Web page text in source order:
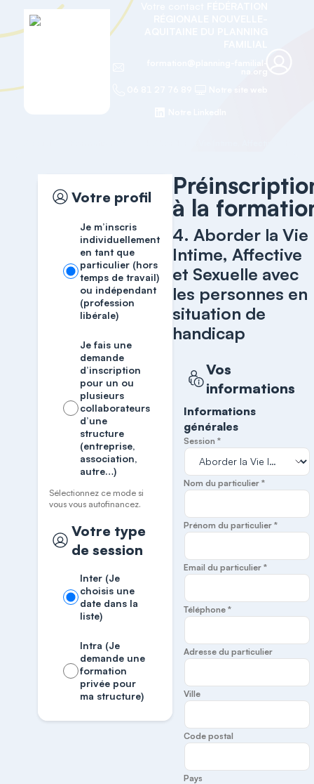
Votre profil
Je m’inscris
individuellement
en tant que
particulier (hors
temps de travail)
ou indépendant
(profession
libérale)
Je fais une
demande
d’inscription
pour un ou
plusieurs
collaborateurs
d’une
structure
(entreprise,
association,
autre…)
Sélectionnez ce mode si
vous vous autofinancez.
Votre type
de session
Inter (Je
choisis une
date dans la
liste)
Intra (Je
demande une
formation
privée pour
ma structure)
à la
4. Aborder la Vie
Intime, Affective
et Sexuelle avec
les personnes en
situation de
handicap
Vos
informations
Informations
générales
Session *
Nom du particulier *
Prénom du particulier *
Email du particulier *
Téléphone *
Adresse du particulier
Ville
Code postal
Pays